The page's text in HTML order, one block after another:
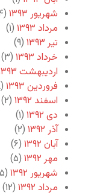
شهریور ۱۳۹۳
(۴)
مرداد ۱۳۹۳
(۱)
تیر ۱۳۹۳
(۹)
خرداد ۱۳۹۳
(۳)
اردیبهشت ۱۳۹۳
فروردین ۱۳۹۳
(۸)
اسفند ۱۳۹۲
(۲)
دی ۱۳۹۲
(۱)
آذر ۱۳۹۲
(۲)
آبان ۱۳۹۲
(۶)
مهر ۱۳۹۲
(۵)
شهریور ۱۳۹۲
(۵)
مرداد ۱۳۹۲
(۱۲)